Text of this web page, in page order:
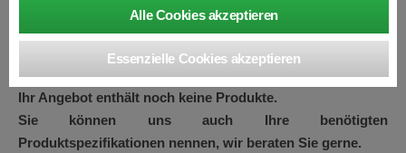
Fügen Sie ein oder mehrere Produkte in gewünschter Anzahl
zu Ihrer Angebotsanfrage hinzu und geben Sie Ihre
Kontaktdaten ein.
Ihr Angebot enthält noch keine Produkte.
Sie können uns auch Ihre benötigten
Produktspezifikationen nennen, wir beraten Sie gerne.